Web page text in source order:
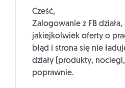
Cześć,
Zalogowanie z FB
jakiejkolwiek oferty o
błąd i strona się nie
działy (produkty,
poprawnie.